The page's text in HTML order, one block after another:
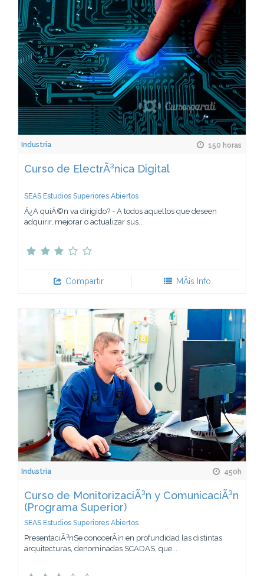
Industria 150 horas
Curso de ElectrÃ³nica Digital
SEAS Estudios Superiores Abiertos
Â¿A quiÃ©n va dirigido? - A todos aquellos que deseen
adquirir, mejorar o actualizar sus...
Compartir MÃ¡s Info
Industria 450h
Curso de MonitorizaciÃ³n y ComunicaciÃ³n
(Programa Superior)
SEAS Estudios Superiores Abiertos
PresentaciÃ³nSe conocerÃ¡n en profundidad las distintas
arquitecturas, denominadas SCADAS, que...